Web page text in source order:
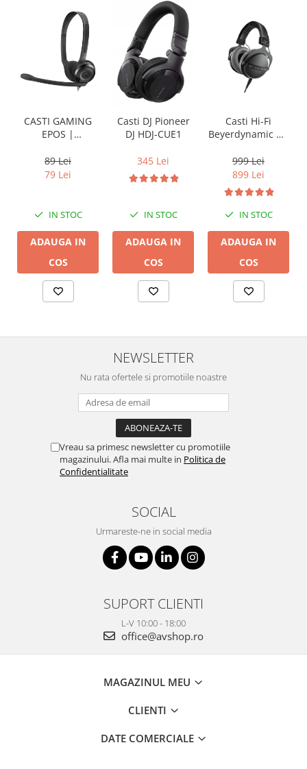
CASTI GAMING
EPOS |
CHAT
89 Lei
79 Lei
IN STOC
ADAUGA IN
COS
Casti DJ Pioneer
DJ HDJ-CUE1
345 Lei
IN STOC
ADAUGA IN
COS
Casti Hi-Fi
Beyerdynamic DT
999 Lei
899 Lei
IN STOC
ADAUGA IN
COS
NEWSLETTER
Nu rata ofertele si promotiile noastre
Vreau sa primesc newsletter cu promotiile
magazinului. Afla mai multe in Politica de
Confidentialitate
SOCIAL
Urmareste-ne in social media
SUPORT CLIENTI
L-V 10:00 - 18:00
office@avshop.ro
MAGAZINUL MEU
CLIENTI
DATE COMERCIALE